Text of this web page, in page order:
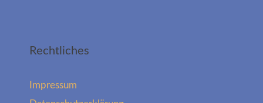
Rechtliches
Impressum